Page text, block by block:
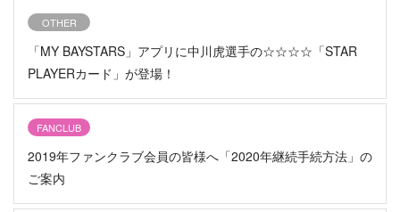
OTHER
「MY BAYSTARS」アプリに中川虎選手の☆☆☆☆「STAR
PLAYERカード」が登場！
FANCLUB
2019年ファンクラブ会員の皆様へ「2020年継続手続方法」の
ご案内